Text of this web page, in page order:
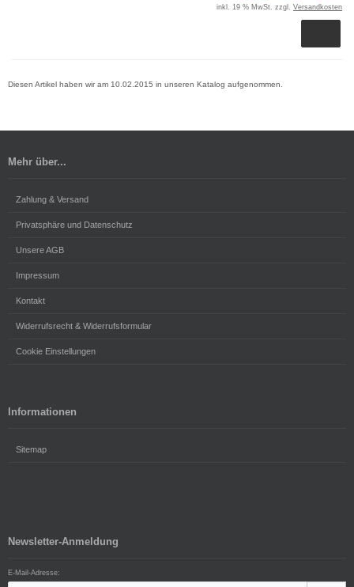
inkl. 19 % MwSt. zzgl. Versandkosten
Diesen Artikel haben wir am 10.02.2015 in unseren Katalog aufgenommen.
Mehr über...
Zahlung & Versand
Privatsphäre und Datenschutz
Unsere AGB
Impressum
Kontakt
Widerrufsrecht & Widerrufsformular
Cookie Einstellungen
Informationen
Sitemap
Newsletter-Anmeldung
E-Mail-Adresse: